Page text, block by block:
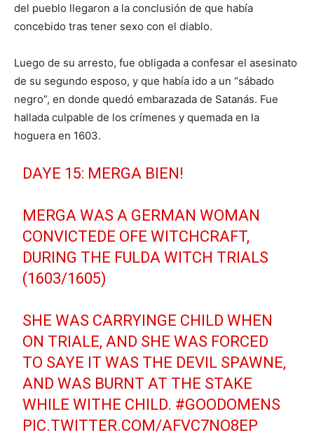
del pueblo llegaron a la conclusión de que había
concebido tras tener sexo con el diablo.
Luego de su arresto, fue obligada a confesar el asesinato
de su segundo esposo, y que había ido a un “sábado
negro”, en donde quedó embarazada de Satanás. Fue
hallada culpable de los crímenes y quemada en la
hoguera en 1603.
DAYE 15: MERGA BIEN!
MERGA WAS A GERMAN WOMAN
CONVICTEDE OFE WITCHCRAFT,
DURING THE FULDA WITCH TRIALS
(1603/1605)
SHE WAS CARRYINGE CHILD WHEN
ON TRIALE, AND SHE WAS FORCED
TO SAYE IT WAS THE DEVIL SPAWNE,
AND WAS BURNT AT THE STAKE
WHILE WITHE CHILD. #GOODOMENS
PIC.TWITTER.COM/AFVC7NO8EP